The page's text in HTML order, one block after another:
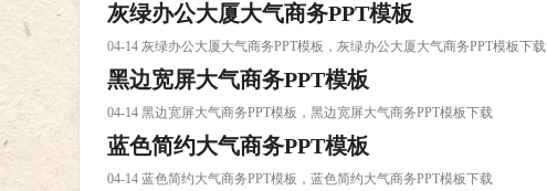
灰绿办公大厦大气商务PPT模板
04-14 灰绿办公大厦大气商务PPT模板，灰绿办公大厦大气商务PPT模板下载
黑边宽屏大气商务PPT模板
04-14 黑边宽屏大气商务PPT模板，黑边宽屏大气商务PPT模板下载
蓝色简约大气商务PPT模板
04-14 蓝色简约大气商务PPT模板，蓝色简约大气商务PPT模板下载